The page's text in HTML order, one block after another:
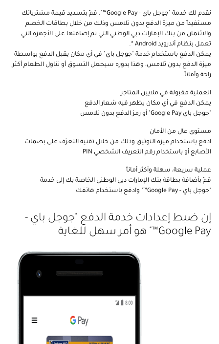
نقدم لك خدمة "جوجل باي - Google Pay™". قمّ بتسديد قيمة مشترياتك
مستفيداً من ميزة الدفع بدون تلامس وذلك من خلال بطاقات الخصم
والائتمان من بنك الإمارات دبي الوطني التي تم إضافتها على الأجهزة التي
تعمل بنظام أندرويد Android *.
يمكن الدفع باستخدام خدمة "جوجل باي" في أي مكان يقبل الدفع بواسطة
ميزة الدفع بدون تلامس، وهذا بدوره سيجعل التسوق أو تناول الطعام أكثر
راحة وأماناً.
العملية مقبولة في ملايين المتاجر
يمكن الدفع في أي مكان يظهر فيه شعار الدفع
"جوجل باي Google Pay" أو رمز الدفع بدون تلامس
مستوى عال من الأمان
ادفع باستخدام ميزة التوثيق وذلك من خلال تقنية التعرّف على بصمات
الأصابع أو باستخدام رقم التعريف الشخصي PIN
عملية سريعة، سهلة وأكثر أماناً
قمّ بأضافة بطاقة بنك الإمارات دبي الوطني الخاصة بك إلى خدمة
"جوجل باي - Google Pay™" وادفع باستخدام هاتفك
إن ضبط إعدادات خدمة الدفع "جوجل باي -
Google Pay™" هو أمر سهل للغاية